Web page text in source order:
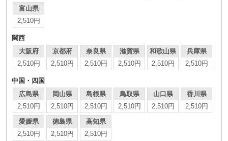
富山県
2,510円
関西
大阪府
2,510円
京都府
2,510円
奈良県
2,510円
滋賀県
2,510円
和歌山県
2,510円
兵庫県
2,510円
中国・四国
広島県
2,510円
岡山県
2,510円
島根県
2,510円
鳥取県
2,510円
山口県
2,510円
香川県
2,510円
愛媛県
2,510円
徳島県
2,510円
高知県
2,510円